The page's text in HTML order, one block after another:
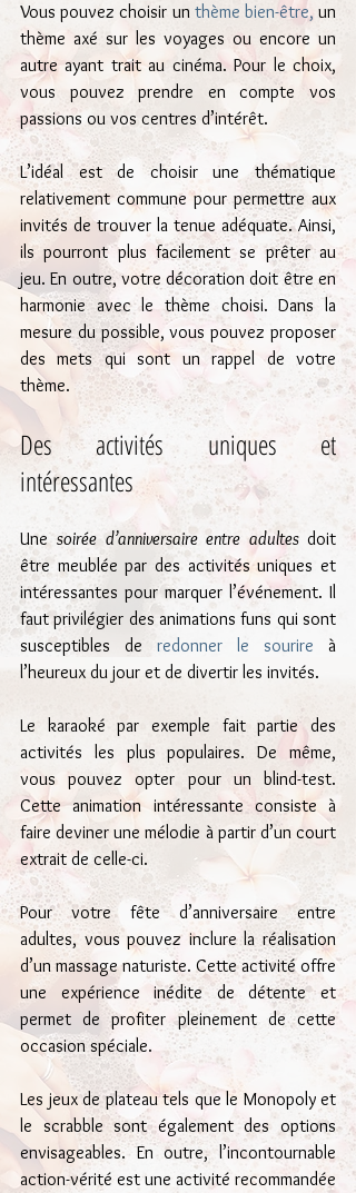
Vous pouvez choisir un thème bien-être, un
thème axé sur les voyages ou encore un
autre ayant trait au cinéma. Pour le choix,
vous pouvez prendre en compte vos
passions ou vos centres d’intérêt.
L’idéal est de choisir une thématique
relativement commune pour permettre aux
invités de trouver la tenue adéquate. Ainsi,
ils pourront plus facilement se prêter au
jeu. En outre, votre décoration doit être en
harmonie avec le thème choisi. Dans la
mesure du possible, vous pouvez proposer
des mets qui sont un rappel de votre
thème.
Des activités uniques et
intéressantes
Une soirée d’anniversaire entre adultes doit
être meublée par des activités uniques et
intéressantes pour marquer l’événement. Il
faut privilégier des animations funs qui sont
susceptibles de redonner le sourire à
l’heureux du jour et de divertir les invités.
Le karaoké par exemple fait partie des
activités les plus populaires. De même,
vous pouvez opter pour un blind-test.
Cette animation intéressante consiste à
faire deviner une mélodie à partir d’un court
extrait de celle-ci.
Pour votre fête d’anniversaire entre
adultes, vous pouvez inclure la réalisation
d’un massage naturiste. Cette activité offre
une expérience inédite de détente et
permet de profiter pleinement de cette
occasion spéciale.
Les jeux de plateau tels que le Monopoly et
le scrabble sont également des options
envisageables. En outre, l’incontournable
action-vérité est une activité recommandée